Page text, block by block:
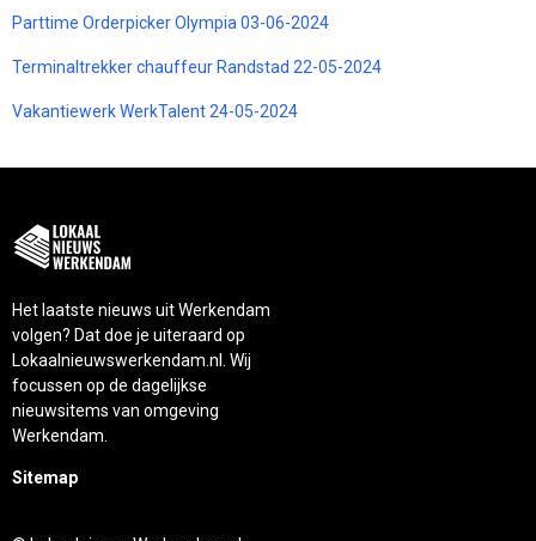
Parttime Orderpicker Olympia 03-06-2024
Terminaltrekker chauffeur Randstad 22-05-2024
Vakantiewerk WerkTalent 24-05-2024
Het laatste nieuws uit Werkendam
volgen? Dat doe je uiteraard op
Lokaalnieuwswerkendam.nl. Wij
focussen op de dagelijkse
nieuwsitems van omgeving
Werkendam.
Sitemap